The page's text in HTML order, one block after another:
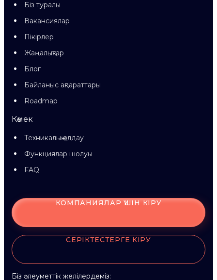
Біз туралы
Вакансиялар
Пікірлер
Жаңалықтар
Блог
Байланыс ақпараттары
Roadmap
Көмек
Техникалық қолдау
Функциялар шолуы
FAQ
КОМПАНИЯЛАР ҮШІН КІРУ
СЕРІКТЕСТЕРГЕ КІРУ
Біз әлеуметтік желілердеміз: